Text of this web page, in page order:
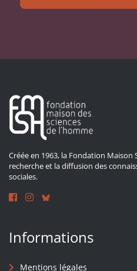
Créée en 1963, la Fondation
recherche et la diffusion des
sociales.
Informations
Mentions légales